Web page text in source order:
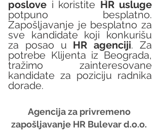
poslove i koristite HR usluge
potpuno besplatno.
Zapošljavanje je besplatno za
sve kandidate koji konkurišu
za posao u HR agenciji. Za
potrebe Klijenta iz Beograda,
tražimo zainteresovane
kandidate za poziciju radnika
dorade.
Agencija za privremeno
zapošljavanje HR Bulevar d.o.o.